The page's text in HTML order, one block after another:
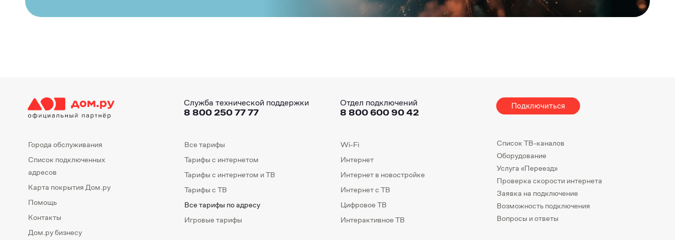
Служба технической поддержки
8 800 250 77 77
Отдел подключений
8 800 600 90 42
Подключиться
Города обслуживания
Список подключенных
адресов
Карта покрытия Дом.ру
Помощь
Контакты
Дом.ру бизнесу
Все тарифы
Тарифы с интернетом
Тарифы с интернетом и ТВ
Тарифы с ТВ
Все тарифы по адресу
Игровые тарифы
Wi-Fi
Интернет
Интернет в новостройке
Интернет с ТВ
Цифровое ТВ
Интерактивное ТВ
Список ТВ-каналов
Оборудование
Услуга «Переезд»
Проверка скорости интернета
Заявка на подключение
Возможность подключения
Вопросы и ответы